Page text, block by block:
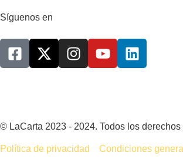
Síguenos en
© LaCarta 2023 - 2024. Todos los
Política de privacidad Condiciones